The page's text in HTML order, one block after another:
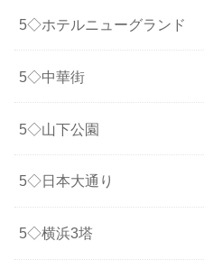
5◇ホテルニューグランド
5◇中華街
5◇山下公園
5◇日本大通り
5◇横浜3塔